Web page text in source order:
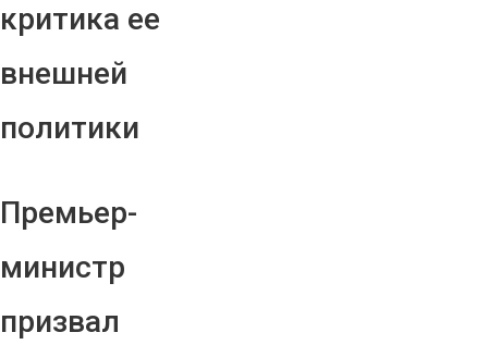
критика ее
внешней
политики
Премьер-
министр
призвал